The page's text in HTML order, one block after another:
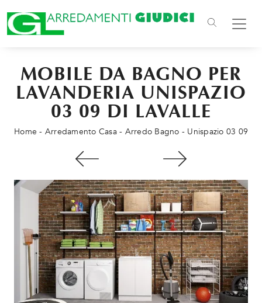
MOBILE DA BAGNO PER
LAVANDERIA UNISPAZIO
03 09 DI LAVALLE
Home - Arredamento Casa- Arredo Bagno - Unispazio 03 09